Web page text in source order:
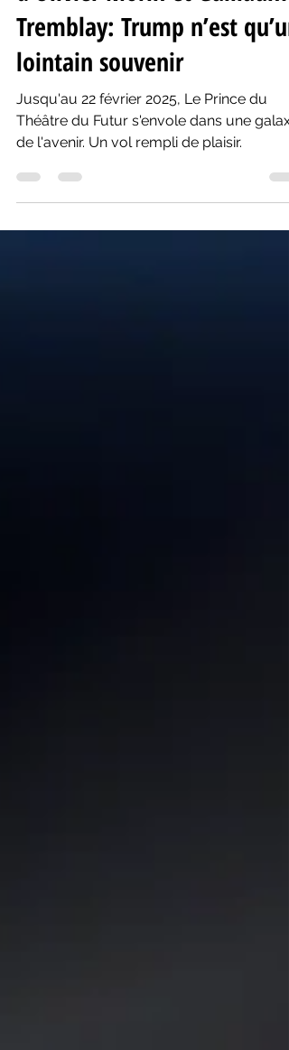
d’Olivier Morin et Guillaume
Tremblay: Trump n’est qu’un
lointain souvenir
Jusqu'au 22 février 2025, Le Prince du
de l'avenir. Un vol rempli de plaisir.